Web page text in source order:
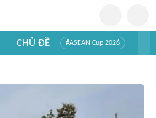
CHỦ ĐỀ #ASEAN Cup 2026